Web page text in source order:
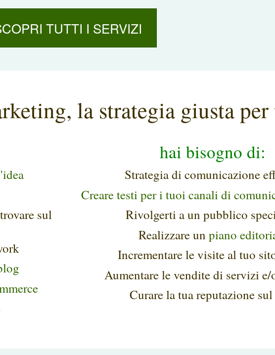
TUTTI I SERVIZI
la strategia giusta
sul
hai bisogno di:
Strategia di comunicazione
Creare testi per i tuoi canali di
Rivolgerti a un pubblico
Realizzare un piano
Incrementare le visite al tuo
Aumentare le vendite di servizi
Curare la tua reputazione